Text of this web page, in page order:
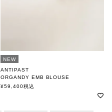
NEW
ANTIPAST
ORGANDY EMB BLOUSE
アンティパスト
¥59,400税込